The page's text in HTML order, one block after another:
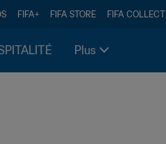
FIFA+ FIFA STORE FIFA COLLECT
Plus